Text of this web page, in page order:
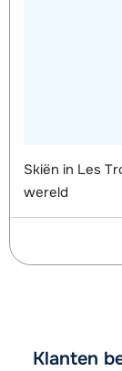
Skiën in Les
wereld
Klanten